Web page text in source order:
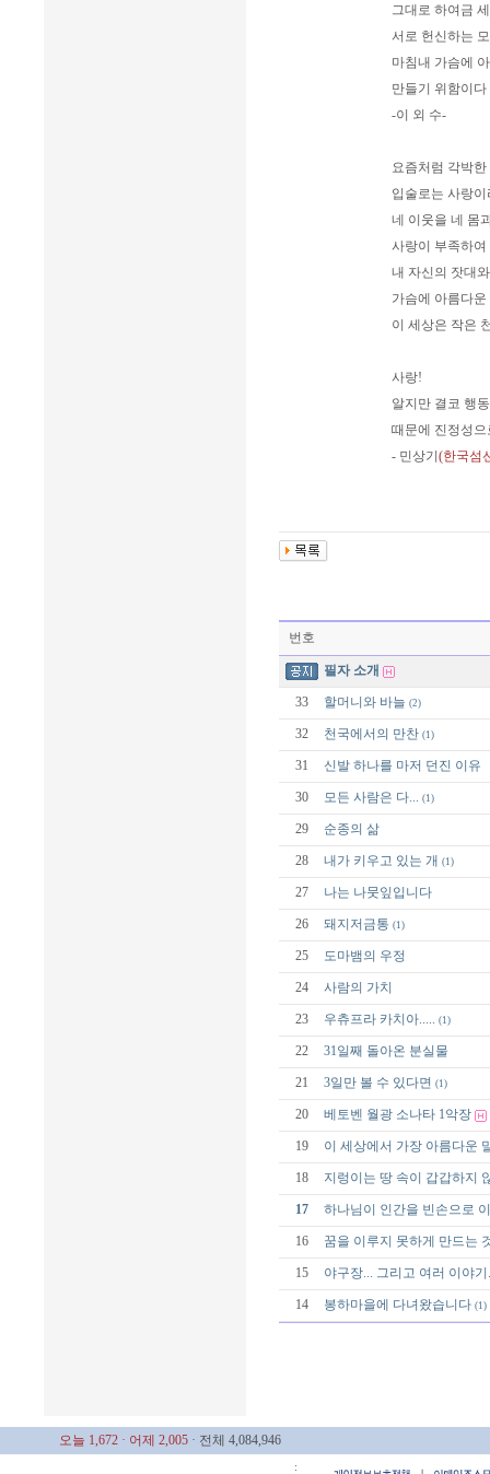
그대로 하여금
서로 헌신하는
마침내 가슴에
만들기 위함이다
-이 외 수-
요즘처럼 각박
입술로는 사랑
네 이웃을 네 몸
사랑이 부족하
내 자신의 잣대
가슴에 아름다
이 세상은 작은
사랑!
알지만 결코 행
때문에 진정성
- 민상기 (한국섬
번호
필자 소개
33 할머니와 바늘 (2)
32 천국에서의 만찬 (1)
31 신발 하나를 마저 던진 이유
30 모든 사람은 다... (1)
29 순종의 삶
28 내가 키우고 있는 개 (1)
27 나는 나뭇잎입니다
26 돼지저금통 (1)
25 도마뱀의 우정
24 사람의 가치
23 우츄프라 카치아..... (1)
22 31일째 돌아온 분실물
21 3일만 볼 수 있다면 (1)
20 베토벤 월광 소나타 1악장
19 이 세상에서 가장 아름다운
18 지렁이는 땅 속이 갑갑하지
17 하나님이 인간을 빈손으로
16 꿈을 이루지 못하게 만드는
15 야구장... 그리고 여러 이야기
14 봉하마을에 다녀왔습니다 (1)
오늘 1,672 · 어제 2,005 · 전체 4,084,946